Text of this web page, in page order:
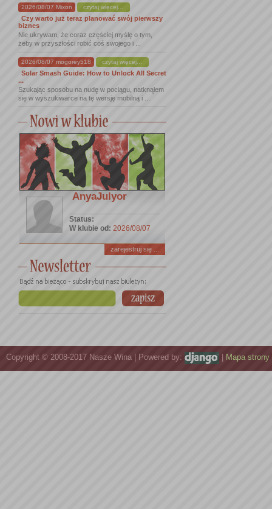
2026/08/07 Mixon czytaj więcej...
Czy warto już teraz planować swój pierwszy
biznes
Nie ukrywam, że coraz częściej myślę o tym,
żeby w przyszłości robić coś swojego i ...
2026/08/07 mogorey518 czytaj więcej...
Solar Smash Guide: How to Unlock All Secret
...
Szukając sposobu na nudę w pociągu, natknąłem
się w wyszukiwarce na tę wersję mobilną i ...
AnyaJulyor
Status:
W klubie od: 2026/08/07
zarejestruj się ...
Copyright © 2008-2017 Nasze Wina | Powered by: Mapa strony